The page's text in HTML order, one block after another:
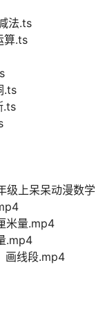
法.ts
算.ts
.ts
.ts
上呆呆动漫数学
米量.mp4
.mp4
画线段.mp4